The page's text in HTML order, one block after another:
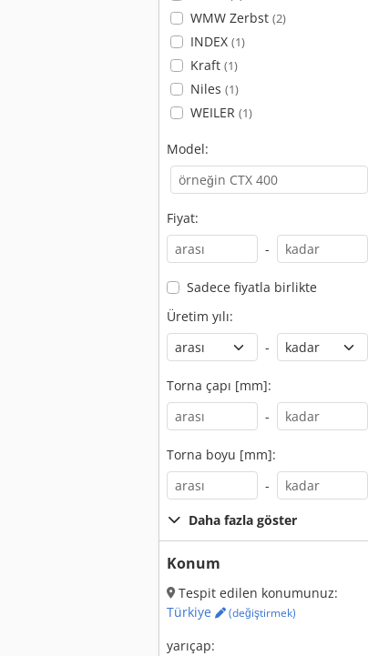
WMW Zerbst (2)
INDEX (1)
Kraft (1)
Niles (1)
WEILER (1)
Model:
Fiyat:
-
Sadece fiyatla birlikte
Üretim yılı:
-
Torna çapı [mm]:
-
Torna boyu [mm]:
-
Daha fazla göster
Konum
Tespit edilen konumunuz:
Türkiye
(değiştirmek)
yarıçap: